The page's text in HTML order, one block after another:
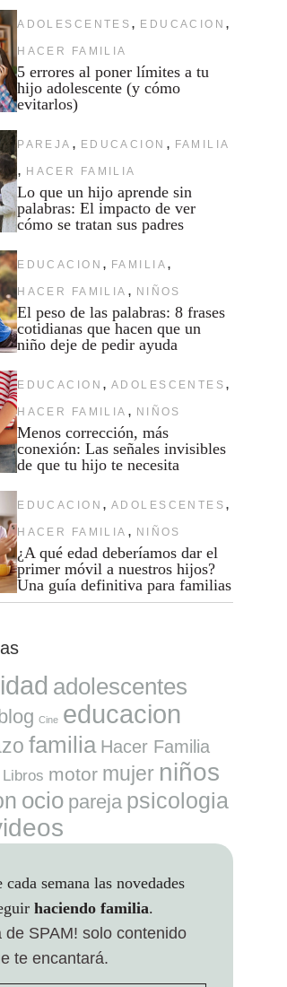
ADOLESCENTES , EDUCACION ,
HACER FAMILIA
5 errores al poner límites a tu
hijo adolescente (y cómo
evitarlos)
PAREJA , EDUCACION , FAMILIA
, HACER FAMILIA
Lo que un hijo aprende sin
palabras: El impacto de ver
cómo se tratan sus padres
EDUCACION , FAMILIA ,
HACER FAMILIA , NIÑOS
El peso de las palabras: 8 frases
cotidianas que hacen que un
niño deje de pedir ayuda
EDUCACION , ADOLESCENTES ,
HACER FAMILIA , NIÑOS
Menos corrección, más
conexión: Las señales invisibles
de que tu hijo te necesita
EDUCACION , ADOLESCENTES ,
HACER FAMILIA , NIÑOS
¿A qué edad deberíamos dar el
primer móvil a nuestros hijos?
Una guía definitiva para familias
adolescentes
Cine educacion
familia Hacer Familia
Libros motor mujer niños
ocio pareja psicologia
cada semana las novedades
haciendo familia.
de SPAM! solo contenido
te encantará.